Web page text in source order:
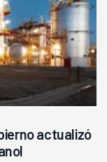
actualizó